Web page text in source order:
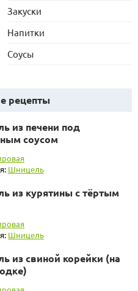
Закуски
Напитки
Соусы
рецепты
из печени под
соусом
Шницель
из курятины с тёртым
Шницель
из свиной корейки (на